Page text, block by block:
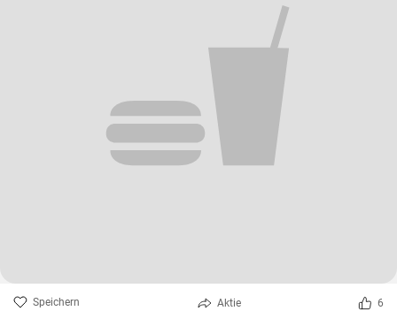
Speichern Aktie 6